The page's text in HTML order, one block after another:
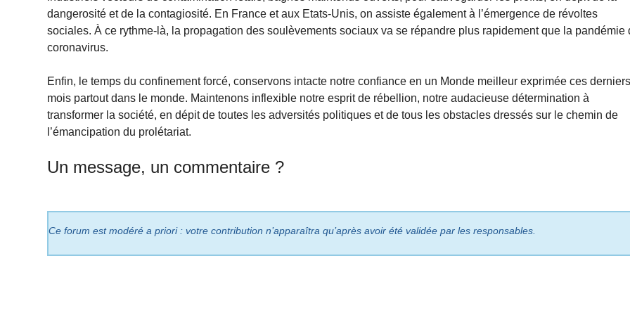
dangerosité et de la contagiosité. En France et aux Etats-Unis, on assiste également à l’émergence de révoltes
sociales. À ce rythme-là, la propagation des soulèvements sociaux va se répandre plus rapidement que la pandémie
coronavirus.
Enfin, le temps du confinement forcé, conservons intacte notre confiance en un Monde meilleur exprimée ces
mois partout dans le monde. Maintenons inflexible notre esprit de rébellion, notre audacieuse détermination à
transformer la société, en dépit de toutes les adversités politiques et de tous les obstacles dressés sur le chemin de
l’émancipation du prolétariat.
Un message, un commentaire ?
Ce forum est modéré a priori : votre contribution n’apparaîtra qu’après avoir été validée par les responsables.